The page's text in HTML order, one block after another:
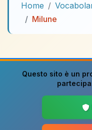
Home
Milune
Questo sito è un